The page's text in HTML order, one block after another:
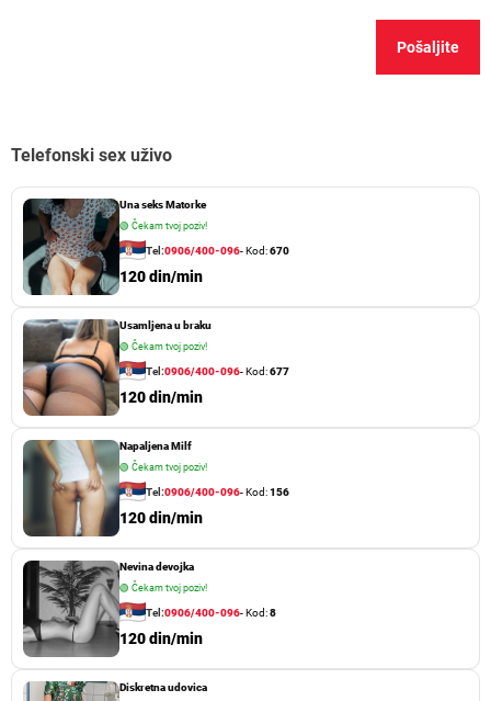
Telefonski sex uživo
Una seks Matorke
🟢 Čekam tvoj poziv!
Tel:0906/400-096- Kod:670
120 din/min
Usamljena u braku
🟢 Čekam tvoj poziv!
Tel:0906/400-096- Kod:677
120 din/min
Napaljena Milf
🟢 Čekam tvoj poziv!
Tel:0906/400-096- Kod:156
120 din/min
Nevina devojka
🟢 Čekam tvoj poziv!
Tel:0906/400-096- Kod:8
120 din/min
Diskretna udovica